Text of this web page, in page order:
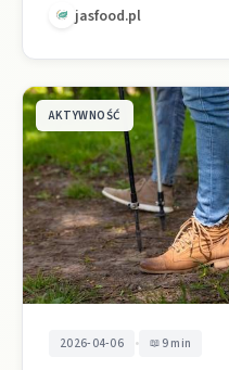
jasfood.pl
AKTYWNOŚĆ
2026-04-06 • 9 min